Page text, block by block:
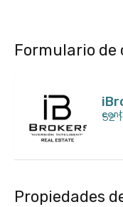
Formulario
52
Propiedades